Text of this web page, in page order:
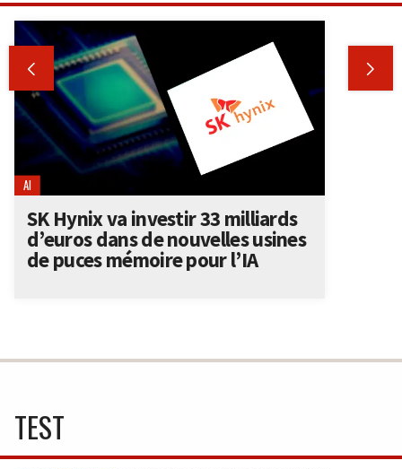
 
AI
SK Hynix va investir 33 milliards
d’euros dans de nouvelles usines
de puces mémoire pour l’IA
TEST